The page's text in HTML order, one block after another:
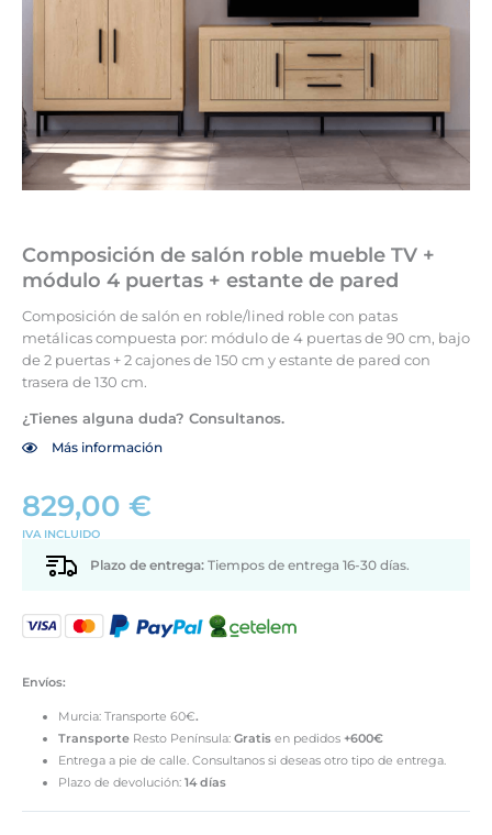
Composición de salón roble mueble TV +
módulo 4 puertas + estante de pared
Composición de salón en roble/lined roble con patas
metálicas compuesta por: módulo de 4 puertas de 90 cm, bajo
de 2 puertas + 2 cajones de 150 cm y estante de pared con
trasera de 130 cm.
¿Tienes alguna duda? Consultanos.
Más información
829,00 €
IVA INCLUIDO
Plazo de entrega: Tiempos de entrega 16-30 días.
Envíos:
Murcia: Transporte 60€.
Transporte Resto Península: Gratis en pedidos+600€
Entrega a pie de calle. Consultanos si deseas otro tipo de entrega.
Plazo de devolución: 14 días